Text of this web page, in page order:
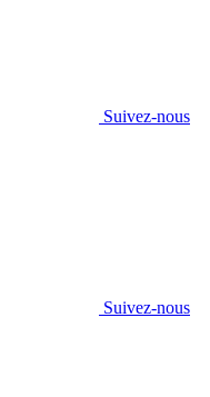
Suivez-nous
Suivez-nous